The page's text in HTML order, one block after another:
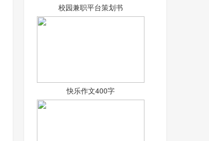
校园兼职平台策划书
快乐作文400字